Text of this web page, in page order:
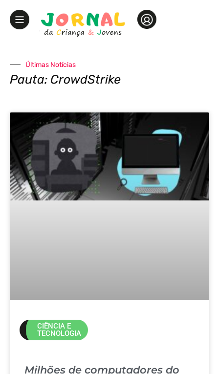
Últimas Notícias
Pauta: CrowdStrike
CIÊNCIA E
TECNOLOGIA
Milhões de computadores do